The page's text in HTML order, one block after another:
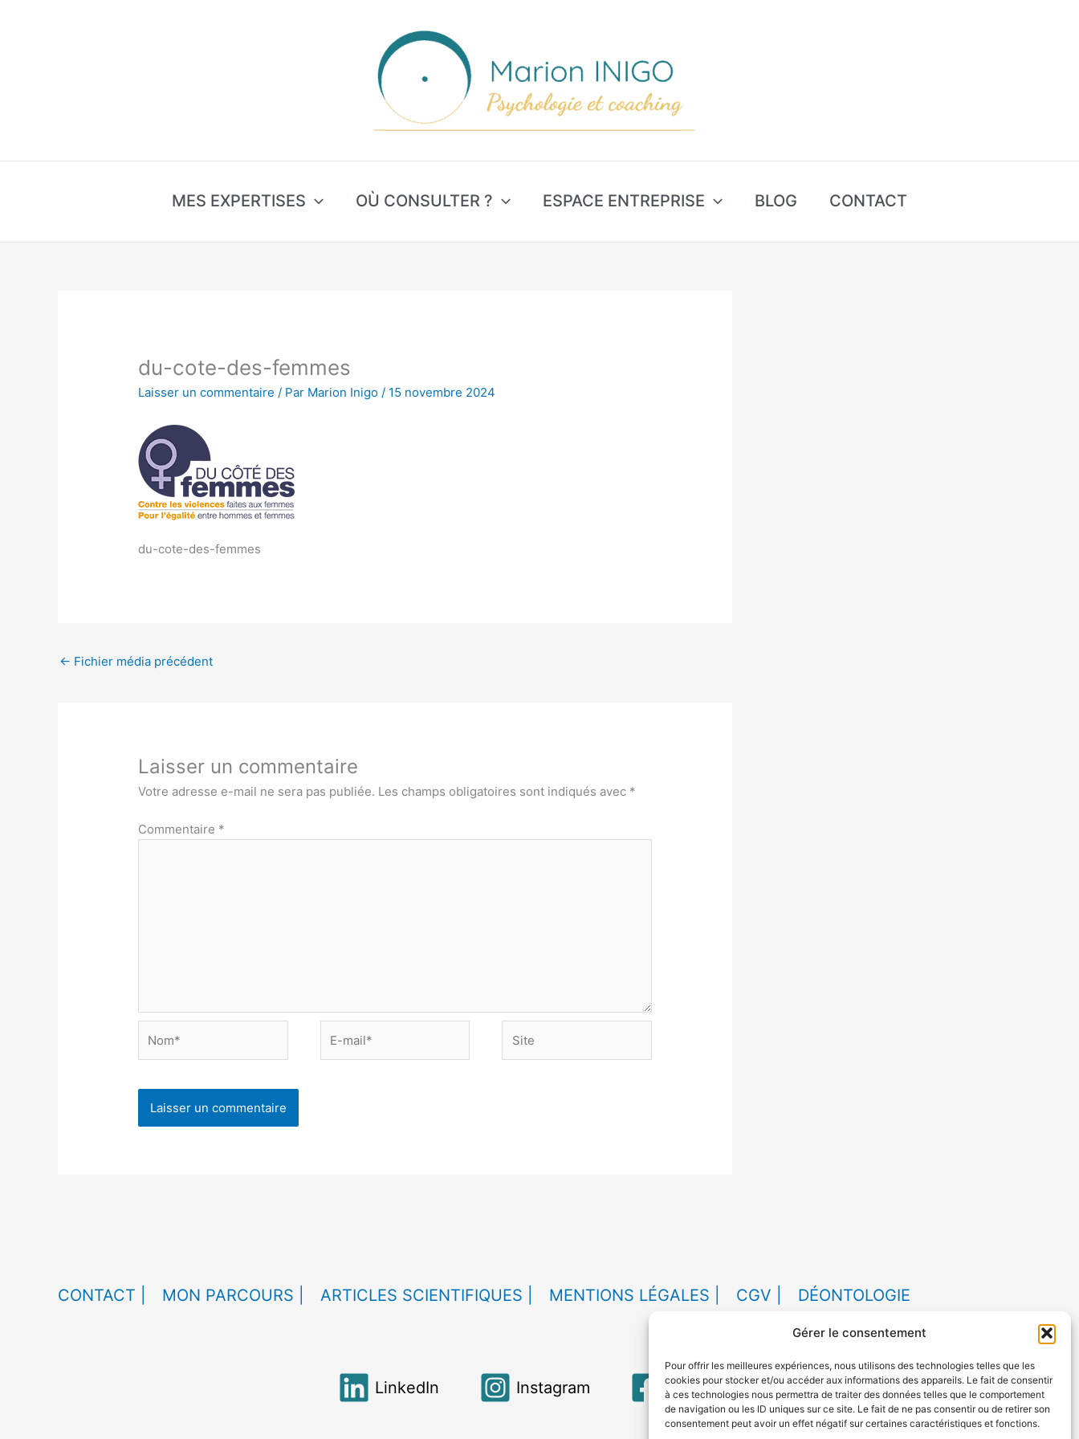
Gérer le consentement
Pour offrir les meilleures expériences, nous utilisons des technologies telles que les
cookies pour stocker et/ou accéder aux informations des appareils. Le fait de consentir
à ces technologies nous permettra de traiter des données telles que le comportement
de navigation ou les ID uniques sur ce site. Le fait de ne pas consentir ou de retirer son
consentement peut avoir un effet négatif sur certaines caractéristiques et fonctions.
MES EXPERTISES OÙ CONSULTER ? ESPACE ENTREPRISE BLOG CONTACT
du-cote-des-femmes
Laisser un commentaire / Par Marion Inigo/ 15 novembre 2024
du-cote-des-femmes
← Fichier média précédent
Laisser un commentaire
Votre adresse e-mail ne sera pas publiée. Les champs obligatoires sont indiqués avec *
Commentaire *
mail*
CONTACT | MON PARCOURS | ARTICLES SCIENTIFIQUES | MENTIONS LÉGALES | CGV | DÉONTOLOGIE
LinkedIn Instagram Facebook